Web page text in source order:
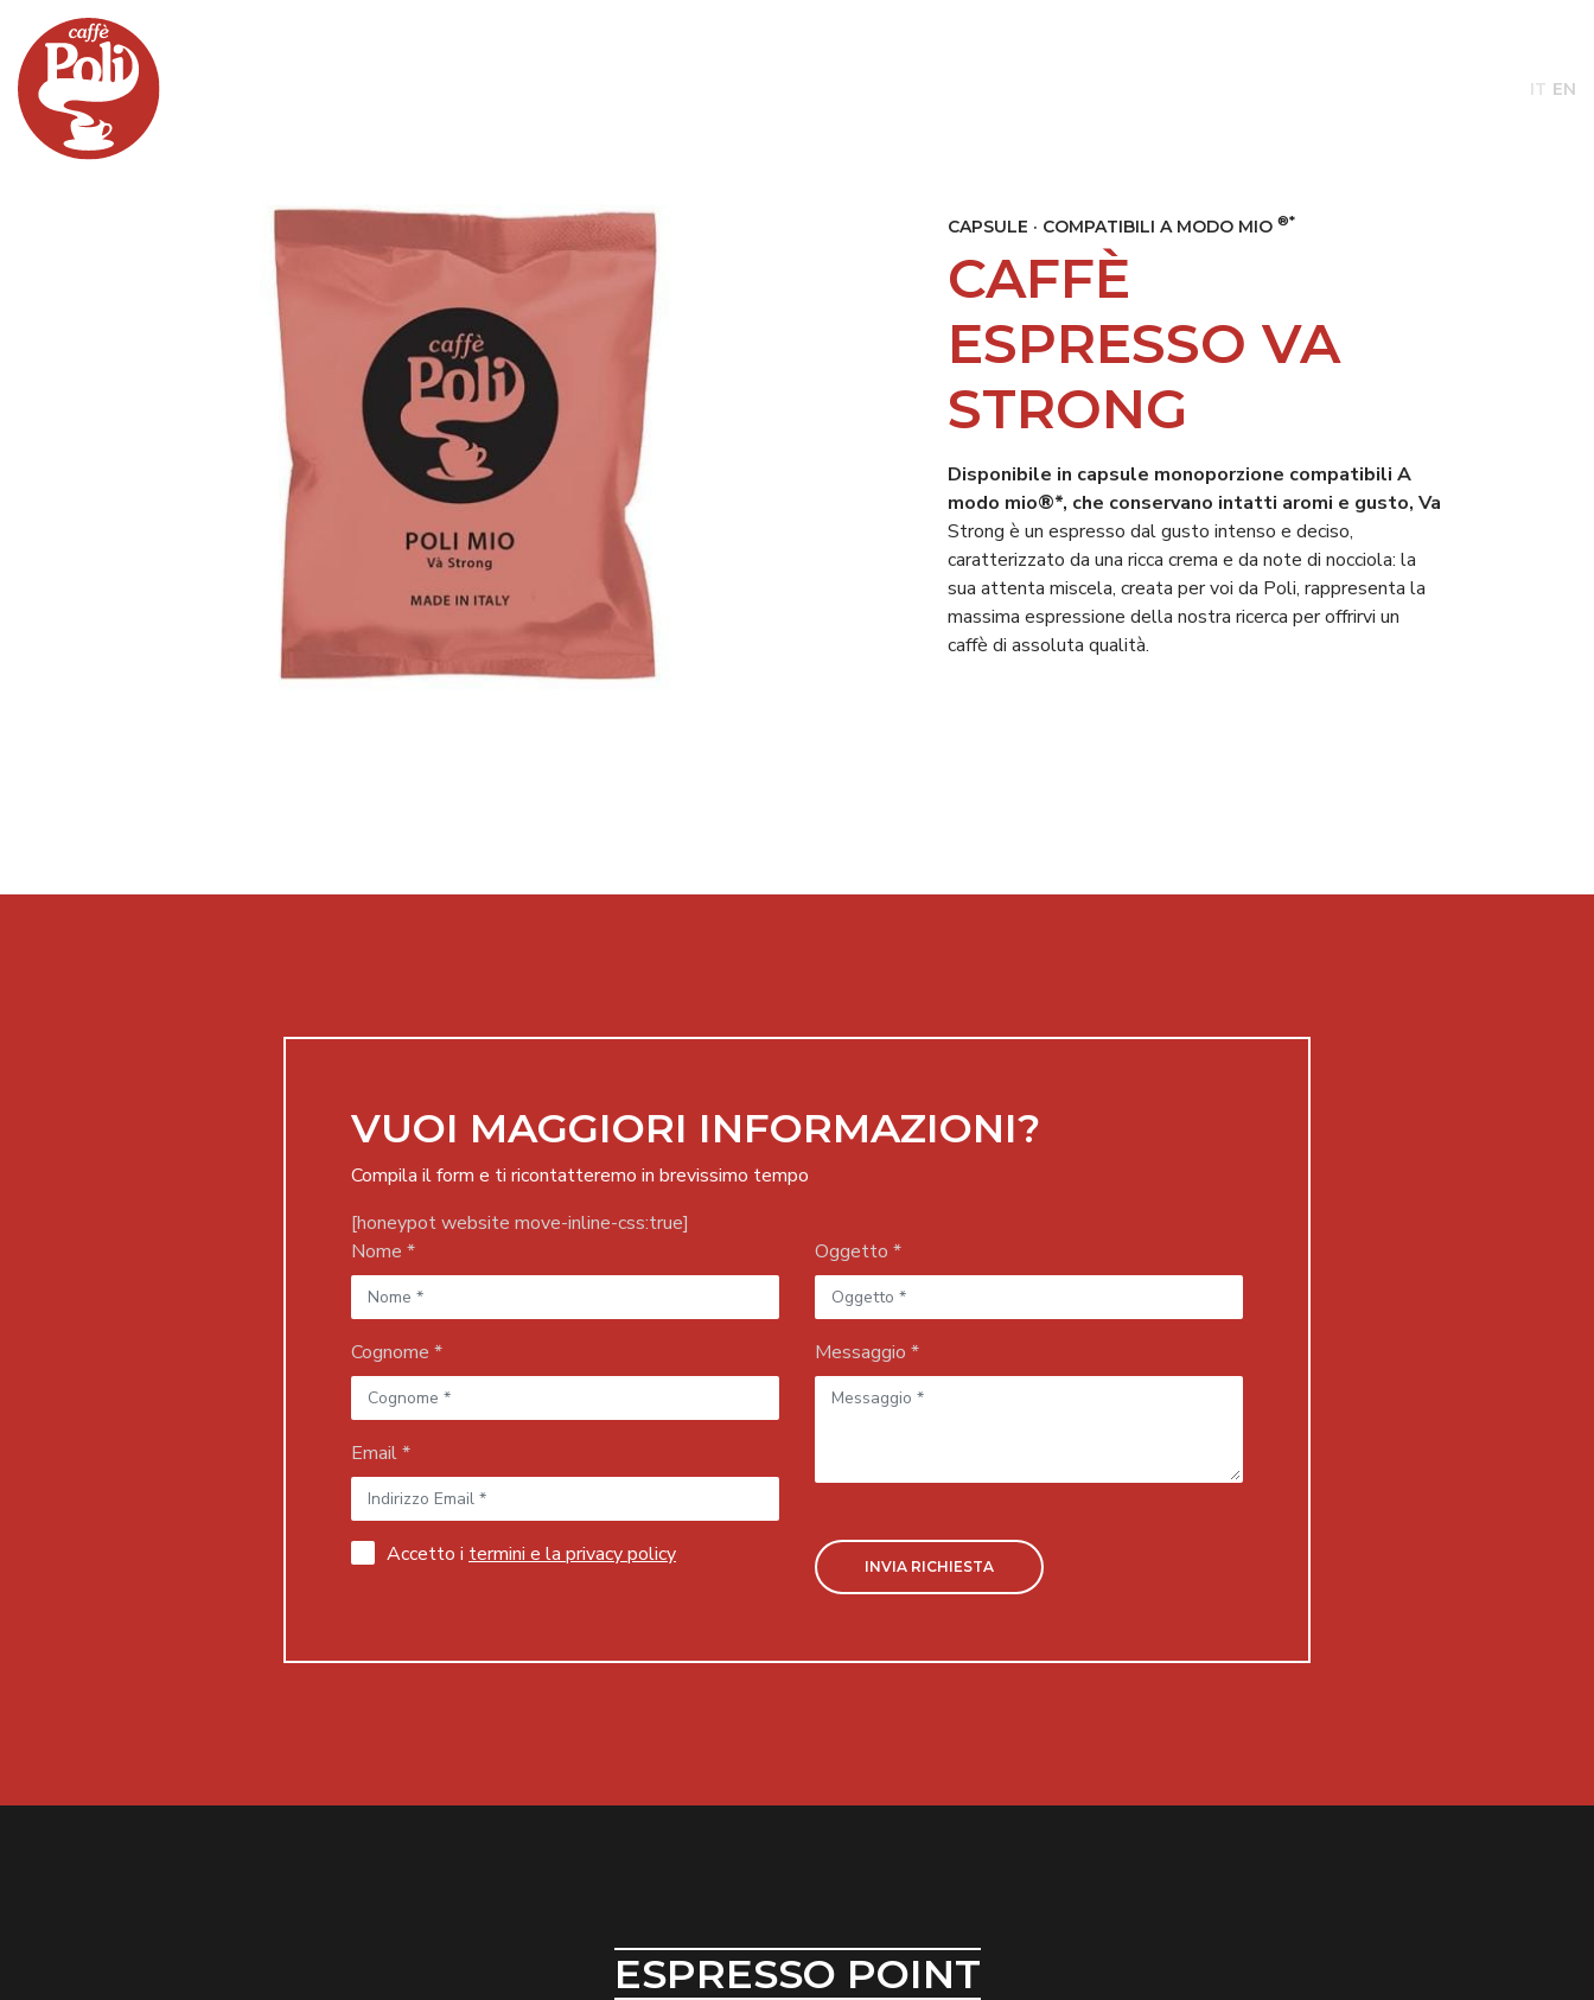
IT EN
CAPSULE · COMPATIBILI A MODO MIO ®*
CAFFÈ
ESPRESSO VA
STRONG
Disponibile in capsule monoporzione compatibili A
modo mio®*, che conservano intatti aromi e gusto, Va
Strong è un espresso dal gusto intenso e deciso,
caratterizzato da una ricca crema e da note di nocciola: la
sua attenta miscela, creata per voi da Poli, rappresenta la
massima espressione della nostra ricerca per offrirvi un
caffè di assoluta qualità.
VUOI MAGGIORI INFORMAZIONI?
Compila il form e ti ricontatteremo in brevissimo tempo
[honeypot website move-inline-css:true]
Nome *
Cognome *
Email *
Oggetto *
Messaggio *
Accetto i termini e la privacy policy
ESPRESSO POINT